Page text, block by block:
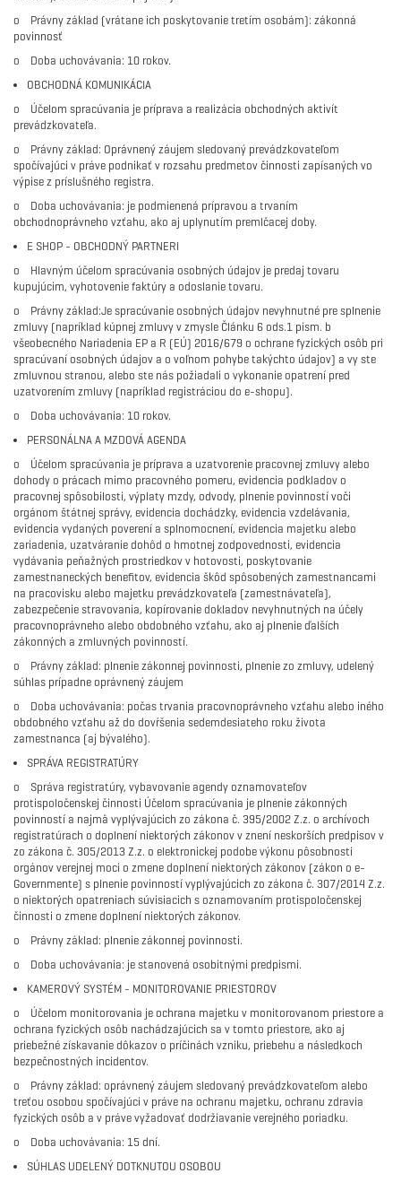
o Právny základ (vrátane ich poskytovanie tretím osobám): zákonná
povinnosť
o Doba uchovávania: 10 rokov.
OBCHODNÁ KOMUNIKÁCIA
o Účelom spracúvania je príprava a realizácia obchodných aktivít
prevádzkovateľa.
o Právny základ: Oprávnený záujem sledovaný prevádzkovateľom
spočívajúci v práve podnikať v rozsahu predmetov činnosti zapísaných vo
výpise z príslušného registra.
o Doba uchovávania: je podmienená prípravou a trvaním
obchodnoprávneho vzťahu, ako aj uplynutím premlčacej doby.
E SHOP - OBCHODNÝ PARTNERI
o Hlavným účelom spracúvania osobných údajov je predaj tovaru
kupujúcim, vyhotovenie faktúry a odoslanie tovaru.
o Právny základ:Je spracúvanie osobných údajov nevyhnutné pre splnenie
zmluvy (napríklad kúpnej zmluvy v zmysle Článku 6 ods.1 pism. b
všeobecného Nariadenia EP a R (EÚ) 2016/679 o ochrane fyzických osôb pri
spracúvaní osobných údajov a o voľnom pohybe takýchto údajov) a vy ste
zmluvnou stranou, alebo ste nás požiadali o vykonanie opatrení pred
uzatvorením zmluvy (napríklad registráciou do e-shopu).
o Doba uchovávania: 10 rokov.
PERSONÁLNA A MZDOVÁ AGENDA
o Účelom spracúvania je príprava a uzatvorenie pracovnej zmluvy alebo
dohody o prácach mimo pracovného pomeru, evidencia podkladov o
pracovnej spôsobilosti, výplaty mzdy, odvody, plnenie povinností voči
orgánom štátnej správy, evidencia dochádzky, evidencia vzdelávania,
evidencia vydaných poverení a splnomocnení, evidencia majetku alebo
zariadenia, uzatváranie dohôd o hmotnej zodpovednosti, evidencia
vydávania peňažných prostriedkov v hotovosti, poskytovanie
zamestnaneckých benefitov, evidencia škôd spôsobených zamestnancami
na pracovisku alebo majetku prevádzkovateľa (zamestnávateľa),
zabezpečenie stravovania, kopírovanie dokladov nevyhnutných na účely
pracovnoprávneho alebo obdobného vzťahu, ako aj plnenie ďalších
zákonných a zmluvných povinností.
o Právny základ: plnenie zákonnej povinnosti, plnenie zo zmluvy, udelený
súhlas prípadne oprávnený záujem
o Doba uchovávania: počas trvania pracovnoprávneho vzťahu alebo iného
obdobného vzťahu až do dovŕšenia sedemdesiateho roku života
zamestnanca (aj bývalého).
SPRÁVA REGISTRATÚRY
o Správa registratúry, vybavovanie agendy oznamovateľov
protispoločenskej činnosti Účelom spracúvania je plnenie zákonných
povinností a najmä vyplývajúcich zo zákona č. 395/2002 Z.z. o archívoch
registratúrach o doplnení niektorých zákonov v znení neskorších predpisov v
zo zákona č. 305/2013 Z.z. o elektronickej podobe výkonu pôsobnosti
orgánov verejnej moci o zmene doplnení niektorých zákonov (zákon o e-
Governmente) s plnenie povinností vyplývajúcich zo zákona č. 307/2014 Z.z.
o niektorých opatreniach súvisiacich s oznamovaním protispoločenskej
činnosti o zmene doplnení niektorých zákonov.
o Právny základ: plnenie zákonnej povinnosti.
o Doba uchovávania: je stanovená osobitnými predpismi.
KAMEROVÝ SYSTÉM - MONITOROVANIE PRIESTOROV
o Účelom monitorovania je ochrana majetku v monitorovanom priestore a
ochrana fyzických osôb nachádzajúcich sa v tomto priestore, ako aj
priebežné získavanie dôkazov o príčinách vzniku, priebehu a následkoch
bezpečnostných incidentov.
o Právny základ: oprávnený záujem sledovaný prevádzkovateľom alebo
treťou osobou spočívajúci v práve na ochranu majetku, ochranu zdravia
fyzických osôb a v práve vyžadovať dodržiavanie verejného poriadku.
o Doba uchovávania: 15 dní.
SÚHLAS UDELENÝ DOTKNUTOU OSOBOU